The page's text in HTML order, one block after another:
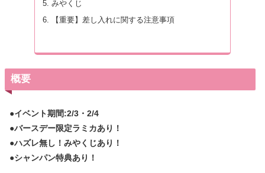
みやくじ
【重要】差し入れに関する注意事項
概要
●イベント期間:2/3 ・2/4
●バースデー限定ラミカあり！
●ハズレ無し！みやくじあり！
●シャンパン特典あり！